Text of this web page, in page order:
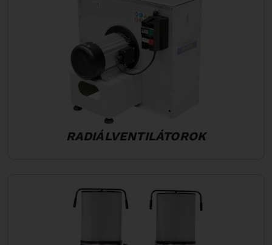
RADIÁLVENTILÁTOROK